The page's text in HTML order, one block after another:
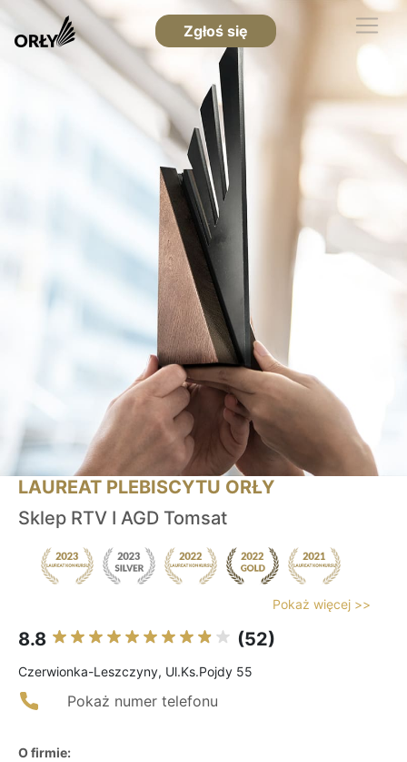
Zgłoś się
LAUREAT PLEBISCYTU ORŁY
Sklep RTV I AGD Tomsat
Pokaż więcej >>
8.8 (52)
Czerwionka-Leszczyny, Ul.Ks.Pojdy 55
Pokaż numer telefonu
O firmie: